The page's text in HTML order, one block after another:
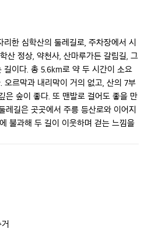
한 심학산의 둘레길로, 주차장에서 시
산 정상, 약천사, 산마루가든 갈림길, 그
길이다. 총 5.6km로 약 두 시간이 소요
르막과 내리막이 거의 없고, 산의 7부
은 숲이 좋다. 또 맨발로 걸어도 좋을 만
레길은 곳곳에서 주릉 등산로와 이어지
불과해 두 길이 이웃하며 걷는 느낌을
거